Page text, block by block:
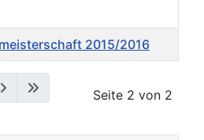
2015/2016
Seite 2 von 2